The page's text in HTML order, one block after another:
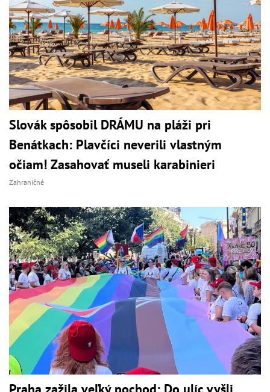
Slovák spôsobil DRÁMU na pláži pri
Benátkach: Plavčíci neverili vlastným
očiam! Zasahovať museli karabinieri
Zahraničné